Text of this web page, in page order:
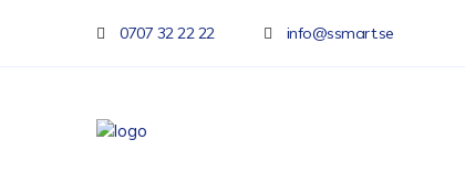
0707 32 22 22 info@ssmart.se